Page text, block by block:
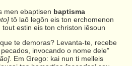
men ebaptisen baptisma
tô laô legôn eis ton erchomenon
estin eis ton christon iêsoun
te demoras? Levanta-te, recebe
invocando o nome dele”
. Em Grego: kai nun ti melleis